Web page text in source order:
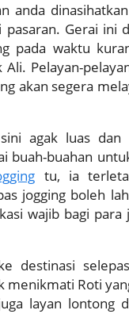
anda
pasaran. Gerai ini
pada waktu
Pelayan-
akan segera
agak luas dan
buah-buahan
tu, ia
jogging boleh
wajib bagi para
destinasi
menikmati Roti
layan lontong